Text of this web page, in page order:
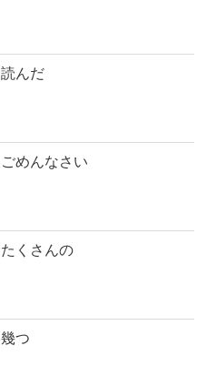
読んだ
ごめんなさい
たくさんの
幾つ